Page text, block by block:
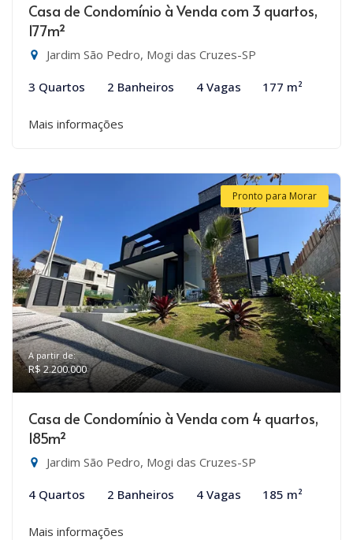
Casa de Condomínio à Venda com 3 quartos,
177m²
Jardim São Pedro, Mogi das Cruzes-SP
3 Quartos 2 Banheiros 4 Vagas 177 m²
Mais informações
Pronto para Morar
A partir de:
R$ 2.200.000
Casa de Condomínio à Venda com 4 quartos,
185m²
Jardim São Pedro, Mogi das Cruzes-SP
4 Quartos 2 Banheiros 4 Vagas 185 m²
Mais informações